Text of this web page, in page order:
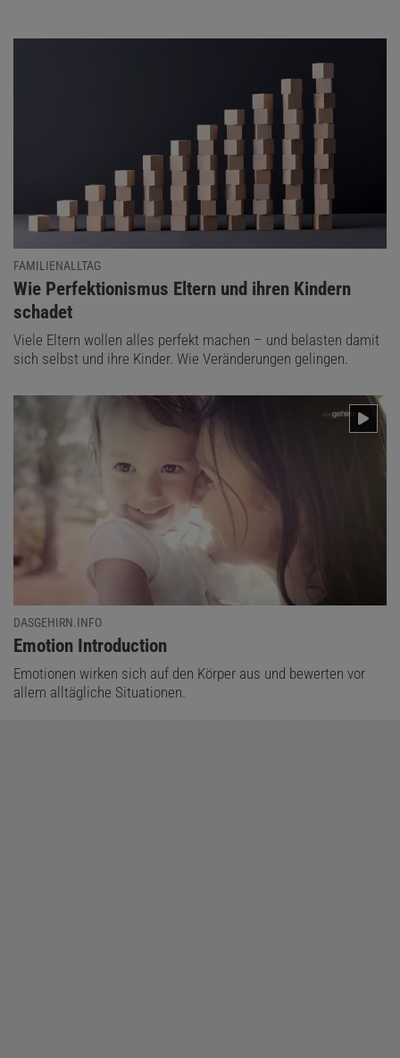
FAMILIENALLTAG
:
Wie Perfektionismus Eltern und ihren Kindern
schadet
Viele Eltern wollen alles perfekt machen – und belasten damit
sich selbst und ihre Kinder. Wie Veränderungen gelingen.
DASGEHIRN.INFO
:
Emotion Introduction
Emotionen wirken sich auf den Körper aus und bewerten vor
allem alltägliche Situationen.